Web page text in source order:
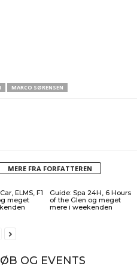
MARCO SØRENSEN
MERE FRA FORFATTEREN
ELMS, F1
meget
Guide: Spa 24H, 6 Hours
of the Glen og meget
mere i weekenden
OG EVENTS